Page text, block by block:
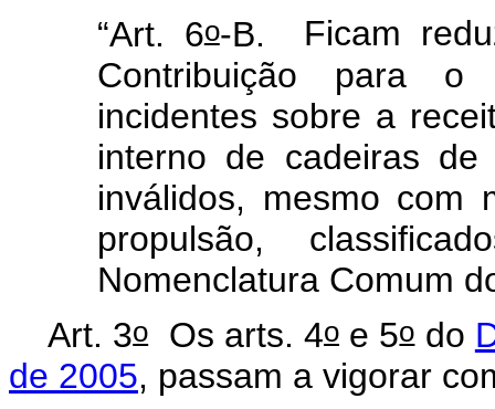
“Art. 6o-B. Ficam
Contribuição para o
incidentes sobre a
interno de cadeiras
inválidos, mesmo com
propulsão,
Nomenclatura Comum
Art. 3oOs arts. 4o e 5odo
de 2005, passam a vigorar